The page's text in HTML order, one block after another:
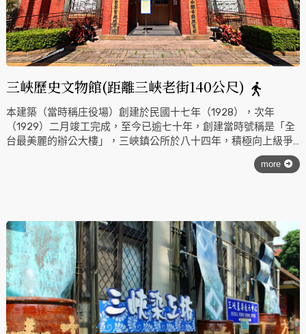
三峽歷史文物館(距離三峽老街140公尺)
本建築（當時稱庄役場）創建於民國十七年（1928），次年
（1929）二月竣工完成，至今已逾七十年，創建當時號稱是「全
台最美麗的辦公大樓」，三峽鎮公所於八十四年，積極向上級爭
取，獲准建立為「歷史文物館」，整修工程歷經四年，已漸恢復
舊觀，做為三峽鎮立的「歷史文物館」，提供了民眾文化、休
建為「歷史文物館」，除了陳列歷史文物外，希望透過史料保存
與呈現，喚起民眾認識本土文化，愛護地方文化資產，傳承在地
的文化資源，讓民眾瞭解該館在當地的價值觀及其歷史定位，進
而連結北台灣之史料，瞭解更大的人類生活空間，產生互動的生
命力。
more